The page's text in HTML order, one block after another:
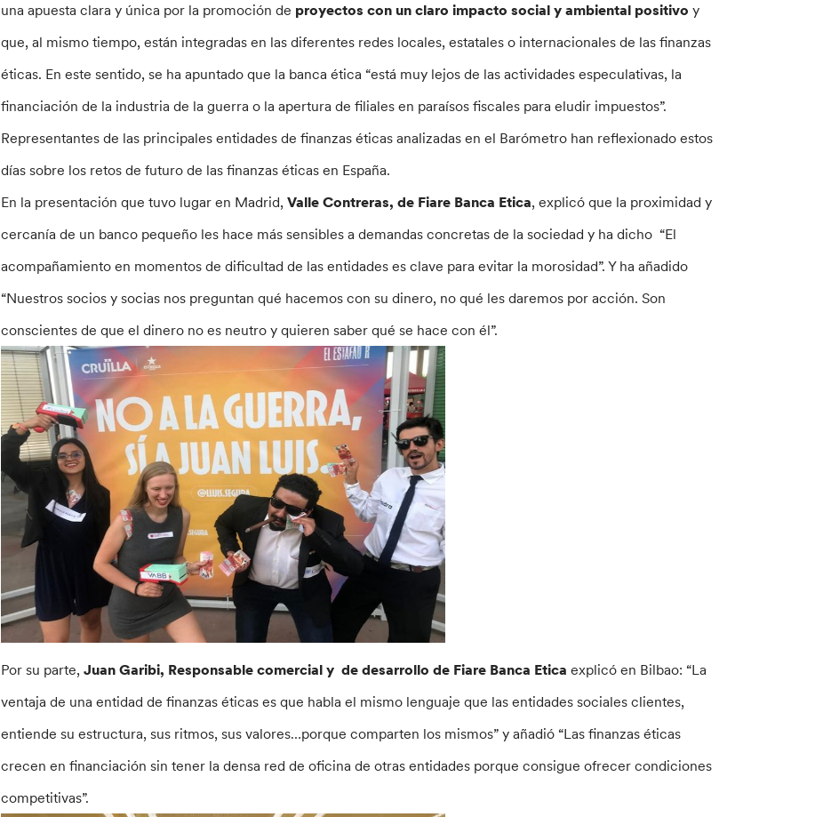
una apuesta clara y única por la promoción de proyectos con un claro impacto social y ambiental positivo y
que, al mismo tiempo, están integradas en las diferentes redes locales, estatales o internacionales de las finanzas
éticas. En este sentido, se ha apuntado que la banca ética “está muy lejos de las actividades especulativas, la
financiación de la industria de la guerra o la apertura de filiales en paraísos fiscales para eludir impuestos”.
Representantes de las principales entidades de finanzas éticas analizadas en el Barómetro han reflexionado estos
días sobre los retos de futuro de las finanzas éticas en España.
En la presentación que tuvo lugar en Madrid,Valle Contreras, de Fiare Banca Etica, explicó que la proximidad y
cercanía de un banco pequeño les hace más sensibles a demandas concretas de la sociedad y ha dicho “El
acompañamiento en momentos de dificultad de las entidades es clave para evitar la morosidad”. Y ha añadido
“Nuestros socios y socias nos preguntan qué hacemos con su dinero, no qué les daremos por acción. Son
conscientes de que el dinero no es neutro y quieren saber qué se hace con él”.
Por su parte,Juan Garibi, Responsable comercial y de desarrollo de Fiare Banca Etica explicó en Bilbao: “La
ventaja de una entidad de finanzas éticas es que habla el mismo lenguaje que las entidades sociales clientes,
entiende su estructura, sus ritmos, sus valores…porque comparten los mismos” y añadió “Las finanzas éticas
crecen en financiación sin tener la densa red de oficina de otras entidades porque consigue ofrecer condiciones
competitivas”.